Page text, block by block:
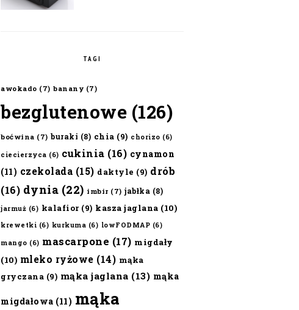
TAGI
awokado (7) banany (7)
bezglutenowe (126)
boćwina (7) buraki (8) chia (9) chorizo (6)
ciecierzyca (6) cukinia (16) cynamon
(11) czekolada (15) daktyle (9) drób
(16) dynia (22) imbir (7) jabłka (8)
jarmuż (6) kalafior(9) kasza jaglana (10)
krewetki (6) kurkuma (6) lowFODMAP (6)
mango (6) mascarpone (17) migdały
(10) mleko ryżowe (14) mąka
gryczana (9) mąka jaglana (13) mąka
migdałowa (11) mąka